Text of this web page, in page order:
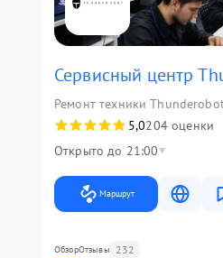
Сервисный центр
Ремонт техники
5,0204 оценки
Открыто до 21:00
Маршрут
ОбзорОтзывы 232